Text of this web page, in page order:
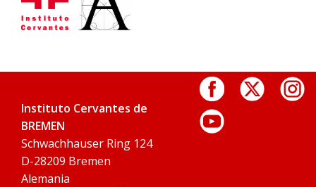
Instituto Cervantes de
BREMEN
Schwachhauser Ring 124
D-28209 Bremen
Alemania